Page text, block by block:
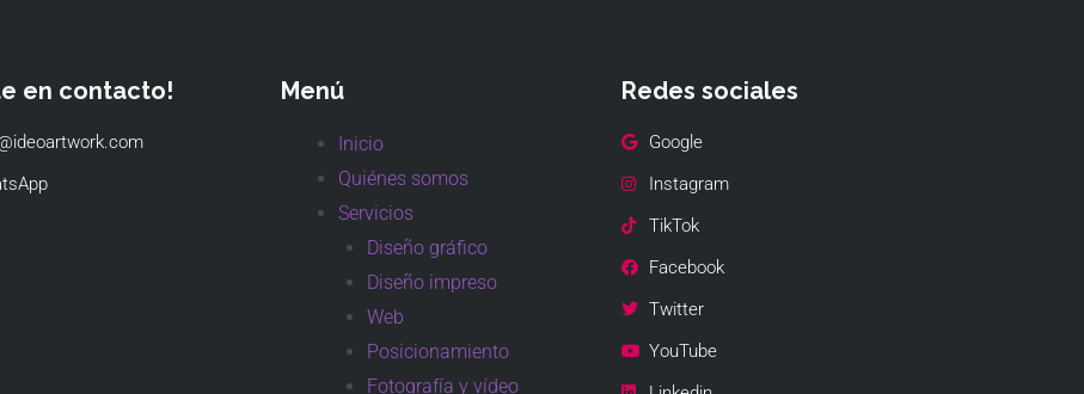
en contacto! Menú
Inicio
Quiénes somos
Servicios
Diseño gráfico
Diseño impreso
Web
Posicionamiento
Fotografía y vídeo
Redes sociales
Google
Instagram
TikTok
Facebook
Twitter
YouTube